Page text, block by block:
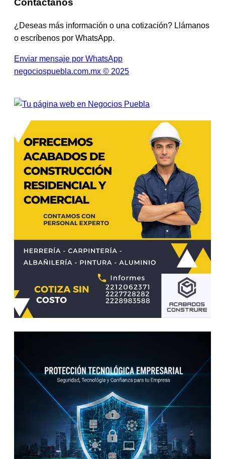
Contáctanos
¿Deseas más información o una cotización? Llámanos
o escríbenos por WhatsApp.
Enviar mensaje por WhatsApp
negociospuebla.com.mx © 2025